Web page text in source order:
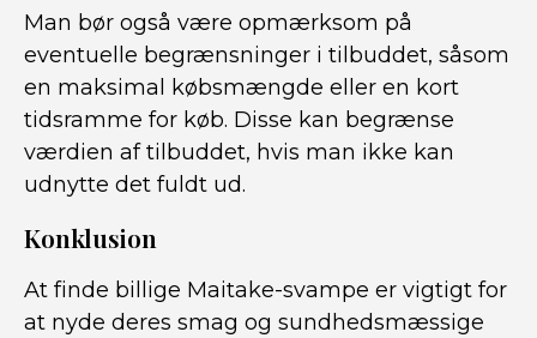
Man bør også være opmærksom på
eventuelle begrænsninger i tilbuddet, såsom
en maksimal købsmængde eller en kort
tidsramme for køb. Disse kan begrænse
værdien af tilbuddet, hvis man ikke kan
udnytte det fuldt ud.
Konklusion
At finde billige Maitake-svampe er vigtigt for
at nyde deres smag og sundhedsmæssige